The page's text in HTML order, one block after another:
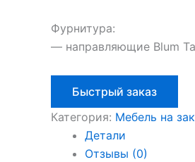
Фурнитура:
— направляющие Blum
Быстрый заказ
Категория: Мебель на
Детали
Отзывы (0)